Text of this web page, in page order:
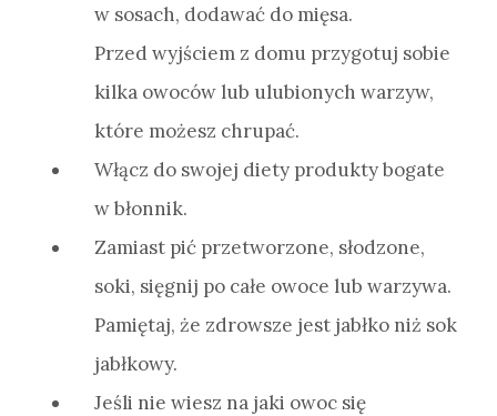
w sosach, dodawać do mięsa.
Przed wyjściem z domu przygotuj sobie
kilka owoców lub ulubionych warzyw,
które możesz chrupać.
Włącz do swojej diety produkty bogate
w błonnik.
Zamiast pić przetworzone, słodzone,
soki, sięgnij po całe owoce lub warzywa.
Pamiętaj, że zdrowsze jest jabłko niż sok
jabłkowy.
Jeśli nie wiesz na jaki owoc się